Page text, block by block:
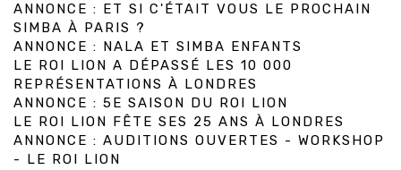
ANNONCE : ET SI C'ÉTAIT VOUS LE PROCHAIN
SIMBA À PARIS ?
ANNONCE : NALA ET SIMBA ENFANTS
LE ROI LION A DÉPASSÉ LES 10 000
REPRÉSENTATIONS À LONDRES
ANNONCE : 5E SAISON DU ROI LION
LE ROI LION FÊTE SES 25 ANS À LONDRES
ANNONCE : AUDITIONS OUVERTES - WORKSHOP
- LE ROI LION